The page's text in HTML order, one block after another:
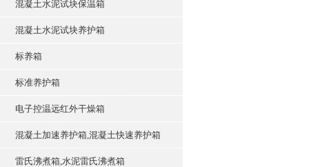
混凝土水泥试块保温箱
混凝土水泥试块养护箱
标养箱
标准养护箱
电子控温远红外干燥箱
混凝土加速养护箱,混凝土快速养护箱
雷氏沸煮箱,水泥雷氏沸煮箱